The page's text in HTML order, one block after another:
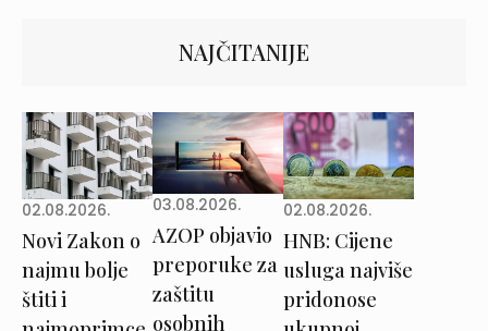
NAJČITANIJE
02.08.2026.
Novi Zakon o
najmu bolje
štiti i
03.08.2026.
AZOP objavio
preporuke za
zaštitu
osobnih
02.08.2026.
HNB: Cijene
usluga najviše
pridonose